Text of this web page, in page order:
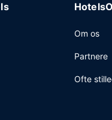
Om os
Partnere
Ofte